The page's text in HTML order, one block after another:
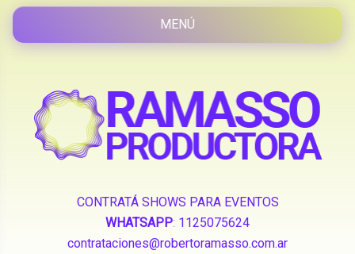
CONTRATÁ SHOWS PARA EVENTOS
WHATSAPP: 1125075624
contrataciones@robertoramasso.com.ar